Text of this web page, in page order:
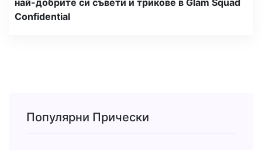
най-добрите си съвети и трикове в Glam Squad
Confidential
Популярни Прически